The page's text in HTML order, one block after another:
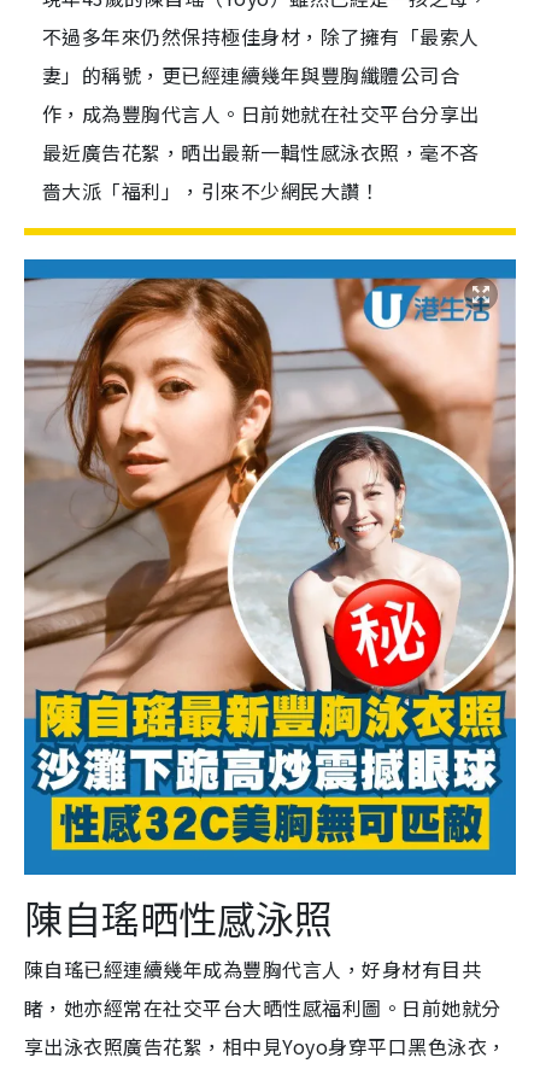
不過多年來仍然保持極佳身材，除了擁有「最索人
妻」的稱號，更已經連續幾年與豐胸纖體公司合
作，成為豐胸代言人。日前她就在社交平台分享出
最近廣告花絮，晒出最新一輯性感泳衣照，毫不吝
嗇大派「福利」，引來不少網民大讚！
陳自瑤晒性感泳照
陳自瑤已經連續幾年成為豐胸代言人，好身材有目共
睹，她亦經常在社交平台大晒性感福利圖。日前她就分
享出泳衣照廣告花絮，相中見Yoyo身穿平口黑色泳衣，